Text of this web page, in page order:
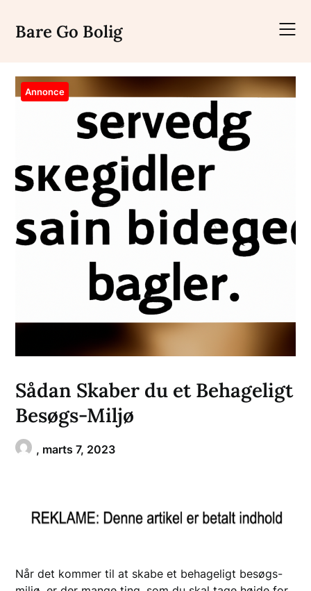
content
Bare Go Bolig
Annonce
Sådan Skaber du et Behageligt
Besøgs-Miljø
, marts 7, 2023
Når det kommer til at skabe et behageligt besøgs-